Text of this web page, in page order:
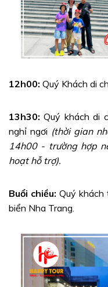
12h00: Quý Khách di
13h30: Quý khách di
nghỉ ngơi (thời gian
14h00 - trường hợp
hoạt hỗ trợ).
Buổi chiều: Quý khách
biển Nha Trang.